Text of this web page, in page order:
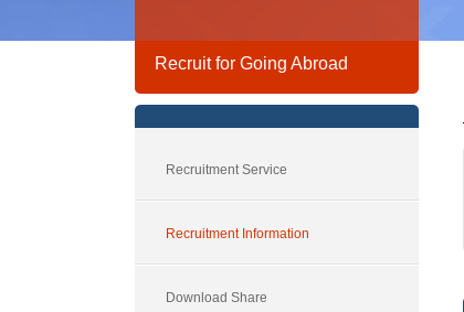
Recruit for Going Abroad
Recruitment Service
Recruitment Information
Download Share